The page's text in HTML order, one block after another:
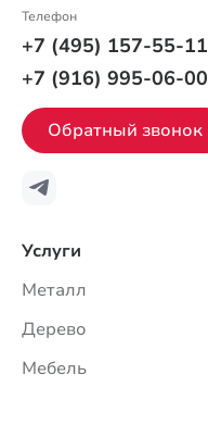
Услуги
Металл
Дерево
Мебель
Телефон
+7 (495) 157-55-11
+7 (916) 995-06-00
Обратный звонок